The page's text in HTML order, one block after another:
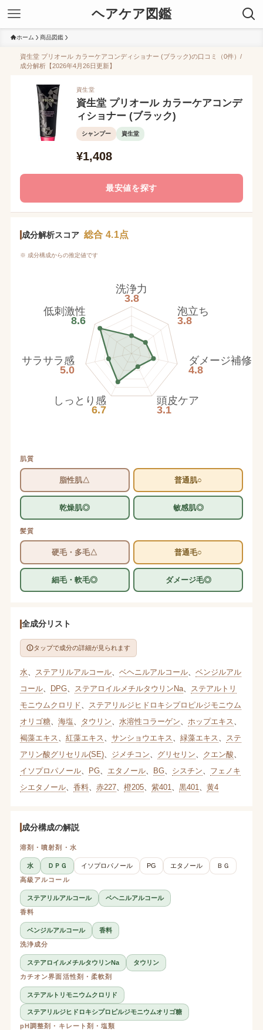
ヘアケア図鑑
ホーム 商品図鑑
資生堂 プリオール カラーケアコンディショナー (ブラック)の口コミ（0件）/
成分解析【2026年4月26日更新】
資生堂
資生堂 プリオール カラーケアコンデ
ィショナー (ブラック)
シャンプー 資生堂
¥1,408
最安値を探す
成分解析スコア 総合 4.1点
※ 成分構成からの推定値です
洗浄力
3.8
泡立ち
3.8
ダメージ補修
4.8
頭皮ケア
3.1
しっとり感
6.7
サラサラ感
5.0
低刺激性
8.6
肌質
脂性肌△ 普通肌○
乾燥肌◎ 敏感肌◎
髪質
硬毛・多毛△ 普通毛○
細毛・軟毛◎ ダメージ毛◎
全成分リスト
タップで成分の詳細が見られます
水 ステアリルアルコール、 ベヘニルアルコール、 ベンジルアル
コール、 DPG、 ステアロイルメチルタウリンNa、
ステアルトリ
モニウムクロリド
ステアリルジヒドロキシプロピルジモニウム
オリゴ糖、 海塩 タウリン 水溶性コラーゲン ホップエキス
褐藻エキス
紅藻エキス サンショウエキス 緑藻エキス
ステ
アリン酸グリセリル(SE)、 ジメチコン グリセリン クエン酸
イソプロパノール、 PG、 エタノール、 BG、 シスチン
フェノキ
シエタノール、 香料、 赤227、 橙205、 紫401 黒401 黄4
成分構成の解説
溶剤・噴射剤・水
水 ＤＰＧ イソプロパノール PG エタノール
ＢＧ
高級アルコール
ステアリルアルコール
ベヘニルアルコール
香料
ベンジルアルコール
香料
洗浄成分
ステアロイルメチルタウリンNa
タウリン
カチオン界面活性剤・柔軟剤
ステアルトリモニウムクロリド
ステアリルジヒドロキシプロピルジモニウムオリゴ糖
pH調整剤・キレート剤・塩類